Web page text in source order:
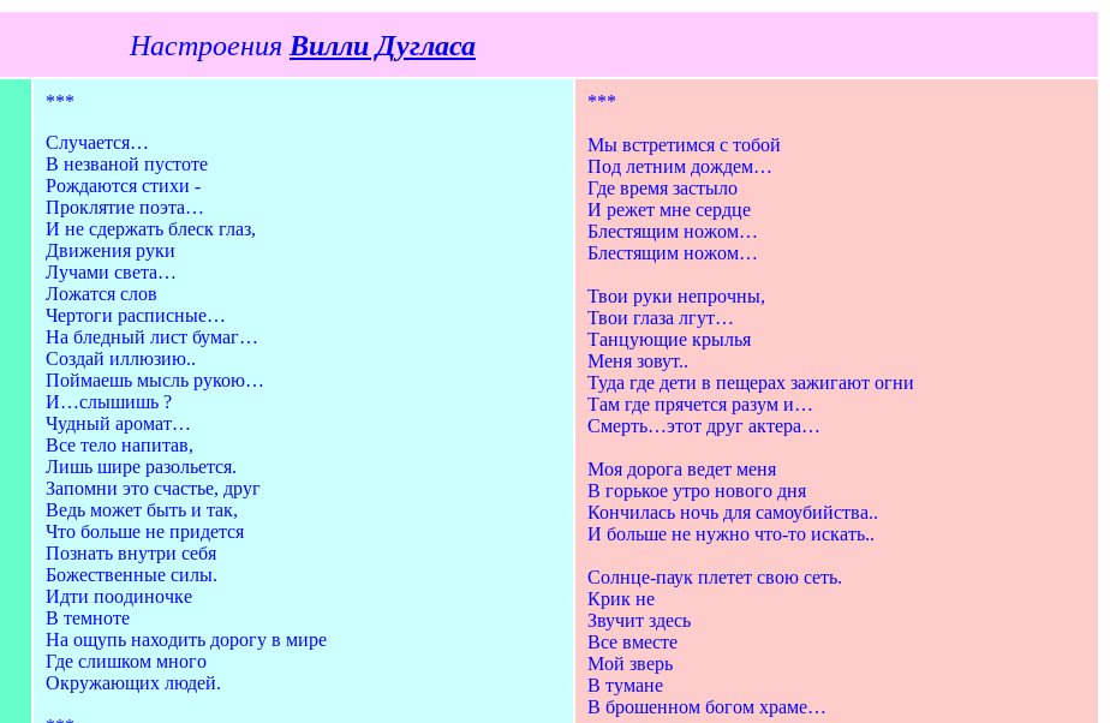
Настроения Вилли Дугласа
***
Случается…
В незваной пустоте
Рождаются стихи -
Проклятие поэта…
И не сдержать блеск глаз,
Движения руки
Лучами света…
Ложатся слов
Чертоги расписные…
На бледный лист бумаг…
Создай иллюзию..
Поймаешь мысль рукою…
И…слышишь ?
Чудный аромат…
Все тело напитав,
Лишь шире разольется.
Запомни это счастье, друг
Ведь может быть и так,
Что больше не придется
Познать внутри себя
Божественные силы.
Идти поодиночке
В темноте
На ощупь находить дорогу в мире
Где слишком много
Окружающих людей.
***
Мы встретимся с тобой
Под летним дождем…
Где время застыло
И режет мне сердце
Блестящим ножом…
Блестящим ножом…
Твои руки непрочны,
Твои глаза лгут…
Танцующие крылья
Меня зовут..
Туда где дети в пещерах зажигают огни
Там где прячется разум и…
Смерть…этот друг актера…
Моя дорога ведет меня
В горькое утро нового дня
Кончилась ночь для самоубийства..
И больше не нужно что-то искать..
Солнце-паук плетет свою сеть.
Крик не
Звучит здесь
Все вместе
Мой зверь
В тумане
В брошенном богом храме…